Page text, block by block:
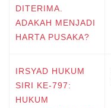
DITERIMA.
ADAKAH MENJADI
HARTA PUSAKA?
IRSYAD HUKUM
SIRI KE-797:
HUKUM